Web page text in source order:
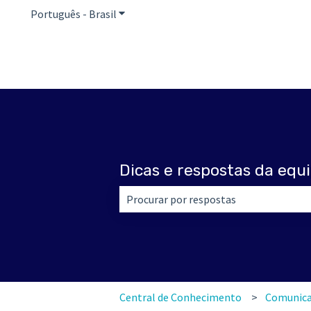
Português - Brasil Mostrar submenu para traduções
Dicas e respostas da
Central de Conhecimento